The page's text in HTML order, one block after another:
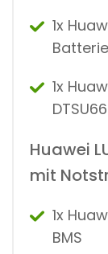
1x
1x
Huawei
mit
1x
BMS